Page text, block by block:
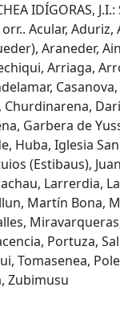
IDÍGORAS,
Acular, Aduriz,
Araneder,
Arriaga,
Casanova,
Garbera de
Huba, Iglesia
(Estibaus),
Larrerdia,
Martín Bona,
Portuza,
Tomasenea,
Zubimusu